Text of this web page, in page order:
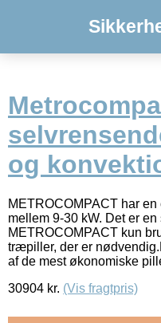
og
METROCOMPACT har
mellem 9-30 kW. Det er
METROCOMPACT kun
træpiller, der er
af de mest økonomiske
30904 kr. (Vis fragtpris)